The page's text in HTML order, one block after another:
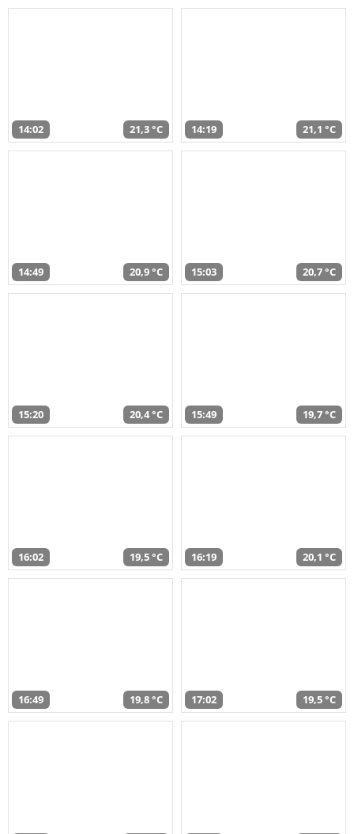
14:02 21,3 °C 14:19 21,1 °C
14:49 20,9 °C 15:03 20,7 °C
15:20 20,4 °C 15:49 19,7 °C
16:02 19,5 °C 16:19 20,1 °C
16:49 19,8 °C 17:02 19,5 °C